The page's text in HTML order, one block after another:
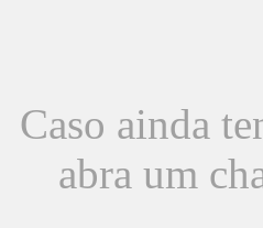
Caso ainda
abra um